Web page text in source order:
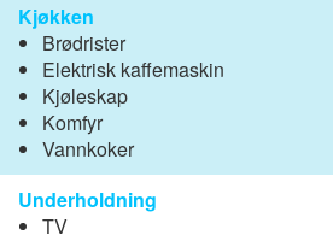
Kjøkken
Brødrister
Elektrisk kaffemaskin
Kjøleskap
Komfyr
Vannkoker
Underholdning
TV